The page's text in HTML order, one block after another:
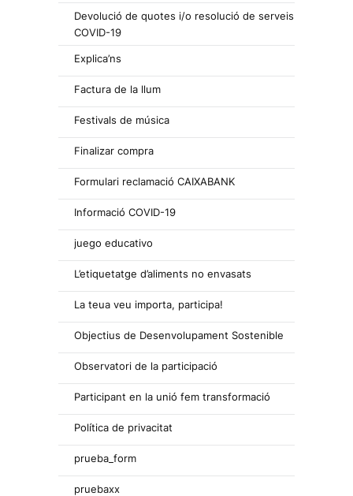
Devolució de quotes i/o resolució de serveis
COVID-19
Explica’ns
Factura de la llum
Festivals de música
Finalizar compra
Formulari reclamació CAIXABANK
Informació COVID-19
juego educativo
L’etiquetatge d’aliments no envasats
La teua veu importa, participa!
Objectius de Desenvolupament Sostenible
Observatori de la participació
Participant en la unió fem transformació
Política de privacitat
prueba_form
pruebaxx